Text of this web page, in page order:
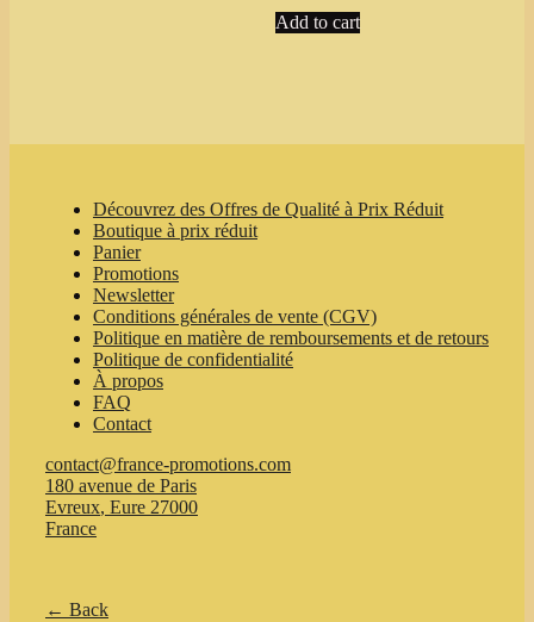
was:
285,00 €.
Add to cart
Découvrez des Offres de Qualité à Prix Réduit
Boutique à prix réduit
Panier
Promotions
Newsletter
Conditions générales de vente (CGV)
Politique en matière de remboursements et de retours
Politique de confidentialité
À propos
FAQ
Contact
contact@france-promotions.com
180 avenue de Paris
Evreux, Eure 27000
France
← Back